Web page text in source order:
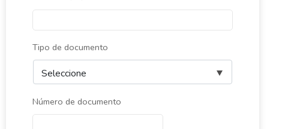
Tipo de documento
Número de documento